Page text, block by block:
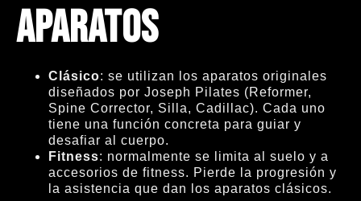
Aparatos
Clásico: se utilizan los aparatos originales
diseñados por Joseph Pilates (Reformer,
Spine Corrector, Silla, Cadillac). Cada uno
tiene una función concreta para guiar y
desafiar al cuerpo.
Fitness: normalmente se limita al suelo y a
accesorios de fitness. Pierde la progresión y
la asistencia que dan los aparatos clásicos.